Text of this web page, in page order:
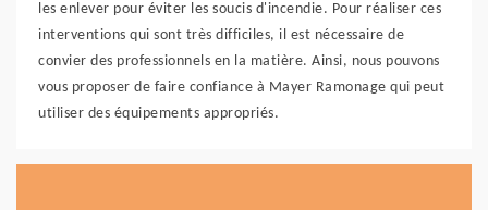
les enlever pour éviter les soucis d'incendie. Pour réaliser ces
interventions qui sont très difficiles, il est nécessaire de
convier des professionnels en la matière. Ainsi, nous pouvons
vous proposer de faire confiance à Mayer Ramonage qui peut
utiliser des équipements appropriés.